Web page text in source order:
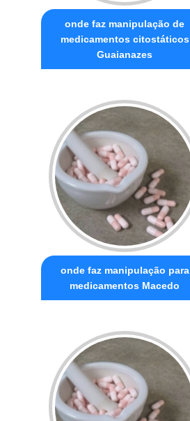
onde faz manipulação de
medicamentos citostáticos
Guaianazes
onde faz manipulação para
medicamentos Macedo